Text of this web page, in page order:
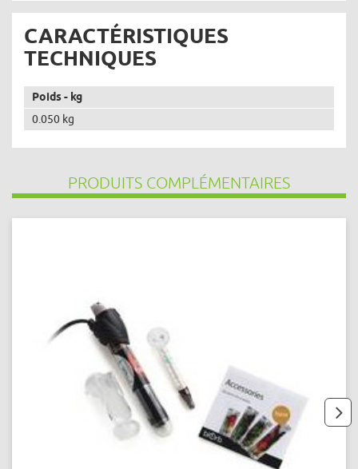
CARACTÉRISTIQUES
TECHNIQUES
Poids - kg
0.050 kg
PRODUITS COMPLÉMENTAIRES